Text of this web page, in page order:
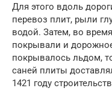
Для этого вдоль
перевоз плит, рыли
водой. Затем, во
покрывали и
покрывалось льдом,
саней плиты
1421 году